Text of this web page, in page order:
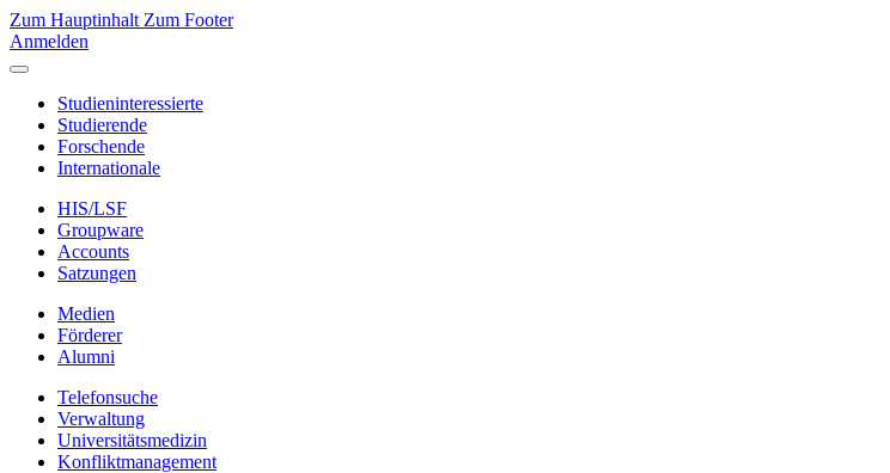
Zum Hauptinhalt Zum Footer
Anmelden
Studieninteressierte
Studierende
Forschende
Internationale
HIS/LSF
Groupware
Accounts
Satzungen
Medien
Förderer
Alumni
Telefonsuche
Verwaltung
Universitätsmedizin
Konfliktmanagement